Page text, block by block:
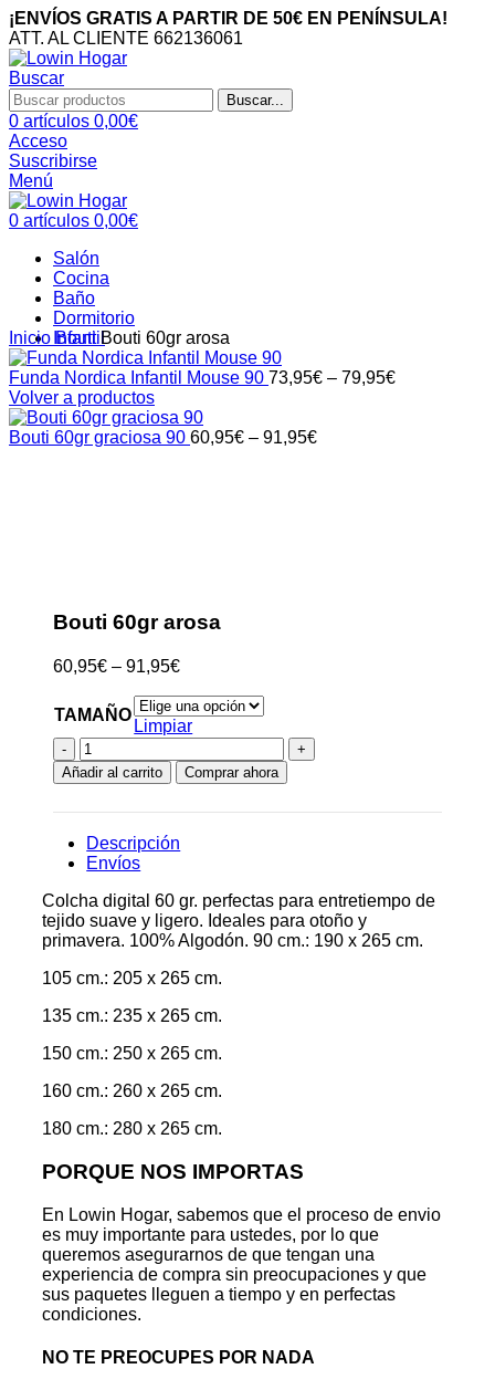
¡ENVÍOS GRATIS A PARTIR DE 50€ EN PENÍNSULA!
ATT. AL CLIENTE 662136061
Buscar
Buscar...
0 artículos 0,00€
Acceso
Suscribirse
Menú
0 artículos 0,00€
Salón
Cocina
Baño
Dormitorio
Infantil
Inicio BoutiBouti 60gr arosa
Funda Nordica Infantil Mouse 90 73,95€ – 79,95€
Volver a productos
Bouti 60gr graciosa 90 60,95€ – 91,95€
Bouti 60gr arosa
60,95€ –91,95€
TAMAÑO
Limpiar
Bouti
60gr
arosa
Añadir al carrito Comprar ahora
Descripción
Envíos
Colcha digital 60 gr. perfectas para entretiempo de
tejido suave y ligero. Ideales para otoño y
primavera. 100% Algodón. 90 cm.: 190 x 265 cm.
105 cm.: 205 x 265 cm.
135 cm.: 235 x 265 cm.
150 cm.: 250 x 265 cm.
160 cm.: 260 x 265 cm.
180 cm.: 280 x 265 cm.
PORQUE NOS IMPORTAS
En Lowin Hogar, sabemos que el proceso de envio
es muy importante para ustedes, por lo que
queremos asegurarnos de que tengan una
experiencia de compra sin preocupaciones y que
sus paquetes lleguen a tiempo y en perfectas
condiciones.
NO TE PREOCUPES POR NADA